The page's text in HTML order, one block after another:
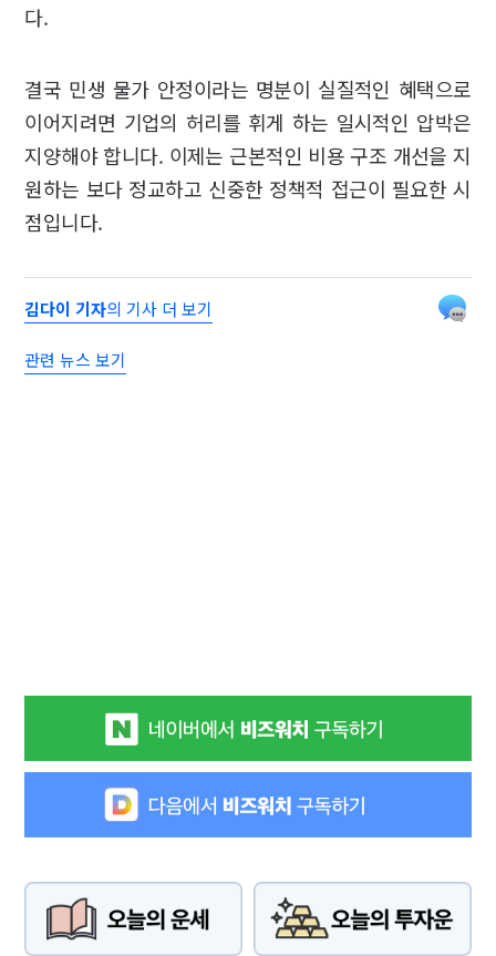
다.
결국 민생 물가 안정이라는 명분이 실질적인 혜택으로
이어지려면 기업의 허리를 휘게 하는 일시적인 압박은
지양해야 합니다. 이제는 근본적인 비용 구조 개선을 지
원하는 보다 정교하고 신중한 정책적 접근이 필요한 시
점입니다.
김다이 기자의 기사 더 보기
관련 뉴스 보기